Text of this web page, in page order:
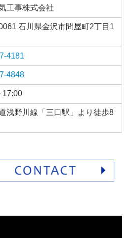
工事株式会社
石川県金沢市問屋町2丁目1
4181
4848
17:00
浅野川線「三口駅」より徒歩8